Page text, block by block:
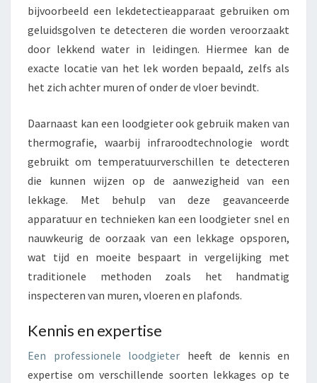
O
O
D
G
I
E
R
J
A
N
H
E
L
P
E
bijvoorbeeld een lekdetectieapparaat gebruiken om
geluidsgolven te detecteren die worden veroorzaakt
door lekkend water in leidingen. Hiermee kan de
exacte locatie van het lek worden bepaald, zelfs als
het zich achter muren of onder de vloer bevindt.
Daarnaast kan een loodgieter ook gebruik maken van
thermografie, waarbij infraroodtechnologie wordt
gebruikt om temperatuurverschillen te detecteren
die kunnen wijzen op de aanwezigheid van een
lekkage. Met behulp van deze geavanceerde
apparatuur en technieken kan een loodgieter snel en
nauwkeurig de oorzaak van een lekkage opsporen,
wat tijd en moeite bespaart in vergelijking met
traditionele methoden zoals het handmatig
inspecteren van muren, vloeren en plafonds.
Kennis en expertise
Een professionele loodgieter heeft de kennis en
expertise om verschillende soorten lekkages op te